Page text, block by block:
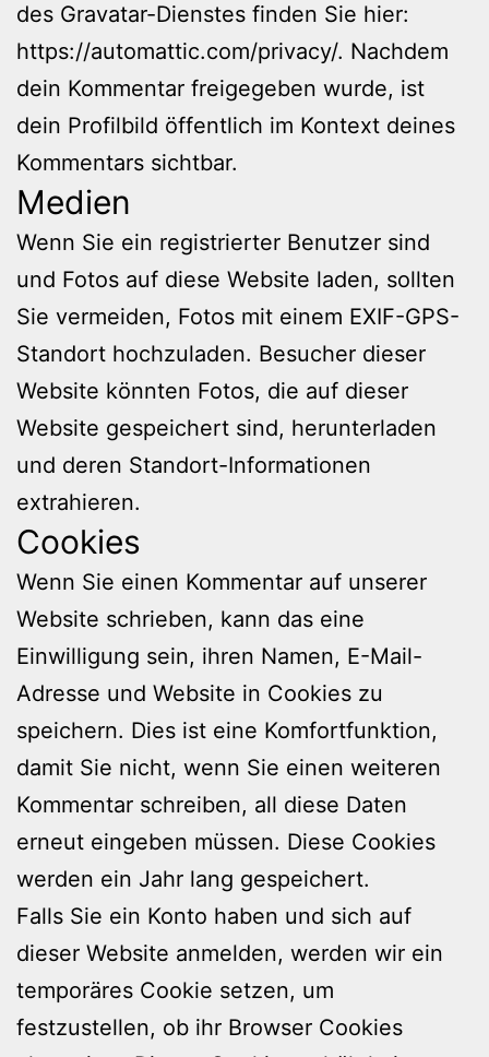
des Gravatar-Dienstes finden Sie hier:
https://automattic.com/privacy/. Nachdem
dein Kommentar freigegeben wurde, ist
dein Profilbild öffentlich im Kontext deines
Kommentars sichtbar.
Medien
Wenn Sie ein registrierter Benutzer sind
und Fotos auf diese Website laden, sollten
Sie vermeiden, Fotos mit einem EXIF-GPS-
Standort hochzuladen. Besucher dieser
Website könnten Fotos, die auf dieser
Website gespeichert sind, herunterladen
und deren Standort-Informationen
extrahieren.
Cookies
Wenn Sie einen Kommentar auf unserer
Website schrieben, kann das eine
Einwilligung sein, ihren Namen, E-Mail-
Adresse und Website in Cookies zu
speichern. Dies ist eine Komfortfunktion,
damit Sie nicht, wenn Sie einen weiteren
Kommentar schreiben, all diese Daten
erneut eingeben müssen. Diese Cookies
werden ein Jahr lang gespeichert.
Falls Sie ein Konto haben und sich auf
dieser Website anmelden, werden wir ein
temporäres Cookie setzen, um
festzustellen, ob ihr Browser Cookies